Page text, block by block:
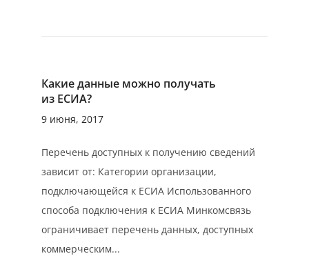
Какие данные можно получать
из ЕСИА?
9 июня, 2017
Перечень доступных к получению сведений
зависит от: Категории организации,
подключающейся к ЕСИА Использованного
способа подключения к ЕСИА Минкомсвязь
ограничивает перечень данных, доступных
коммерческим...